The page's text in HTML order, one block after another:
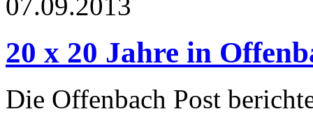
20 x 20 Jahre in
Die Offenbach Post